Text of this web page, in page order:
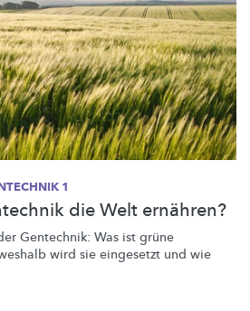
1
die Welt ernähren?
Gentechnik: Was ist grüne
wird sie eingesetzt und wie